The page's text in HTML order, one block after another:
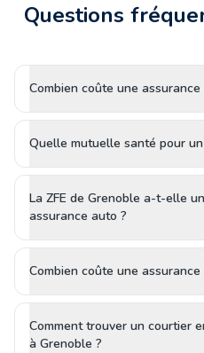
Questions
Combien coûte une
Quelle mutuelle santé pour
La ZFE de Grenoble a-t-elle
assurance auto ?
Combien coûte une
Comment trouver un courtier
à Grenoble ?